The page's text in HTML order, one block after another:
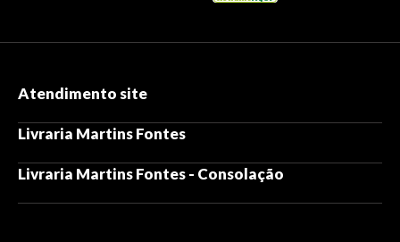
Atendimento site
Livraria Martins Fontes
Livraria Martins Fontes - Consolação